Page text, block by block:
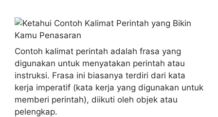
Contoh kalimat perintah adalah frasa yang
digunakan untuk menyatakan perintah atau
instruksi. Frasa ini biasanya terdiri dari kata
kerja imperatif (kata kerja yang digunakan untuk
memberi perintah), diikuti oleh objek atau
pelengkap.